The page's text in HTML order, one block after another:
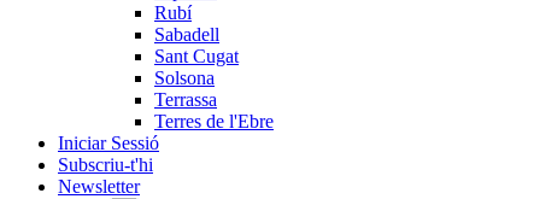
Rubí
Sabadell
Sant Cugat
Solsona
Terrassa
Terres de l'Ebre
Iniciar Sessió
Subscriu-t'hi
Newsletter